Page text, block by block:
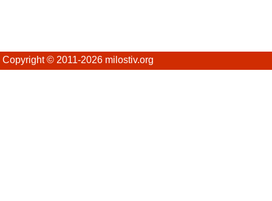
Copyright © 2011-2026 milostiv.org